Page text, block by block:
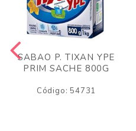
SABAO P. TIXAN YPE
PRIM SACHE 800G
Código: 54731